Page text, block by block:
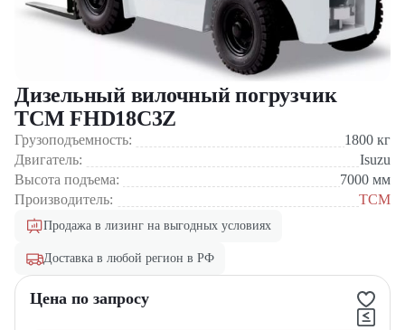
Дизельный вилочный погрузчик
TCM FHD18C3Z
Грузоподъемность: 1800 кг
Двигатель:
Isuzu
Высота подъема:
7000 мм
Производитель:
TCM
Продажа в лизинг на выгодных условиях
Доставка в любой регион в РФ
Цена по запросу